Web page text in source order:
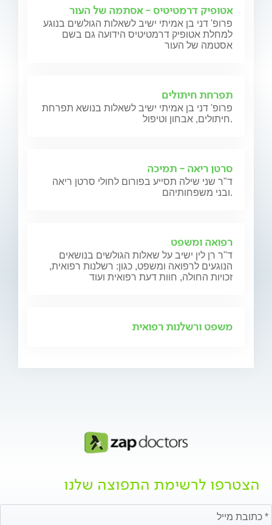
אטופיק דרמטיטיס - אסתמה של העור
פרופ' דני בן אמיתי ישיב לשאלות הגולשים בנוגע
למחלת אטופיק דרמטיטיס הידועה גם בשם
אסטמה של העור
תפרחת חיתולים
פרופ' דני בן אמיתי ישיב לשאלות בנושא תפרחת
חיתולים, אבחון וטיפול.
סרטן ריאה - תמיכה
ד"ר שני שילה תסייע בפורום לחולי סרטן ריאה
ובני משפחותיהם.
רפואה ומשפט
ד"ר רן לין ישיב על שאלות הגולשים בנושאים
הנוגעים לרפואה ומשפט, כגון: רשלנות רפואית,
זכויות החולה, חוות דעת רפואית ועוד
משפט ורשלנות רפואית
הצטרפו לרשימת התפוצה שלנו